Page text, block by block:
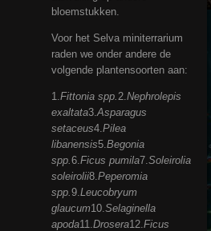
bloemstukken.
Voor het Selva miniterrarium
raden we onder andere de
volgende plantensoorten aan:
1. Fittonia spp. 2. Nephrolepis
exaltata3. Asparagus
setaceus4. Pilea
libanensis5. Begonia
spp. 6. Ficus pumila7. Soleirolia
soleirolii8. Peperomia
spp. 9. Leucobryum
glaucum10. Selaginella
apoda11. Drosera12. Ficus